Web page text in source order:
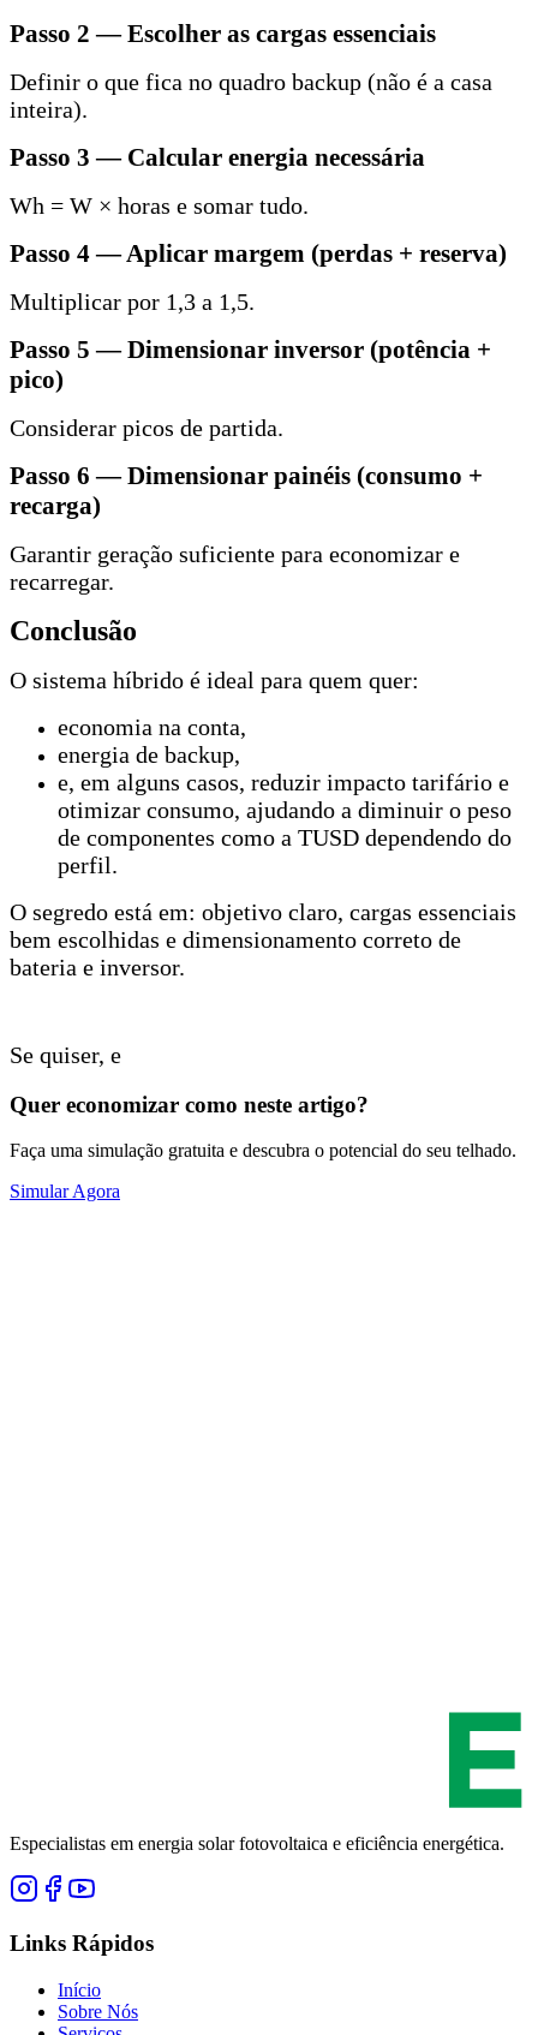
Passo 2 — Escolher as cargas essenciais
Definir o que fica no quadro backup (não é a casa
inteira).
Passo 3 — Calcular energia necessária
Wh = W × horas e somar tudo.
Passo 4 — Aplicar margem (perdas + reserva)
Multiplicar por 1,3 a 1,5.
Passo 5 — Dimensionar inversor (potência +
pico)
Considerar picos de partida.
Passo 6 — Dimensionar painéis (consumo +
recarga)
Garantir geração suficiente para economizar e
recarregar.
Conclusão
O sistema híbrido é ideal para quem quer:
economia na conta,
energia de backup,
e, em alguns casos, reduzir impacto tarifário e
otimizar consumo, ajudando a diminuir o peso
de componentes como a TUSD dependendo do
perfil.
O segredo está em: objetivo claro, cargas essenciais
bem escolhidas e dimensionamento correto de
bateria e inversor.
Se quiser, e
Quer economizar como neste artigo?
Faça uma simulação gratuita e descubra o potencial do seu telhado.
Simular Agora
Especialistas em energia solar fotovoltaica e eficiência energética.
Links Rápidos
Início
Sobre Nós